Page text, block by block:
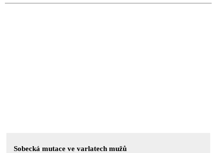
Sobecká mutace ve varlatech mužů